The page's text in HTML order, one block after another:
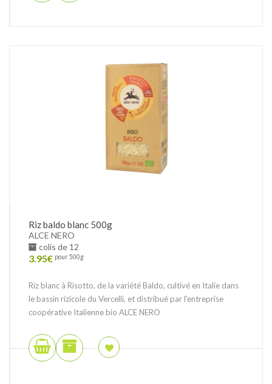
Riz baldo blanc 500g
ALCE NERO
colis de 12
3.95€ pour 500g
Riz blanc à Risotto, de la variété Baldo, cultivé en Italie dans
le bassin rizicole du Vercelli, et distribué par l'entreprise
coopérative Italienne bio ALCE NERO